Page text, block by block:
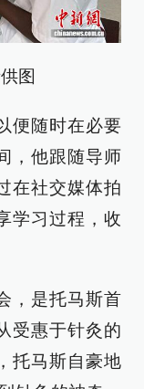
图
便随时在必要
，他跟随导师
在社交媒体拍
学习过程，收
，是托马斯首
受惠于针灸的
托马斯自豪地